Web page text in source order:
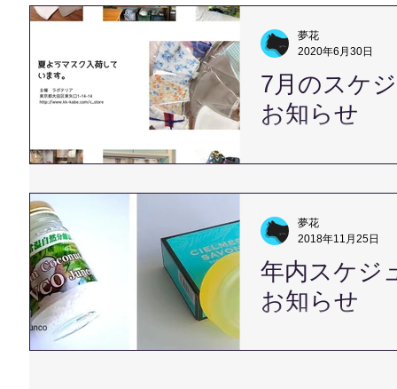
7月のスケ
お知らせ
今年は春がまるでなかっ
7月より対面鑑定のお申
月からお待ち頂きました
ので、...
夢花
2020年6月30日
年内スケジ
お知らせ
房なくして過ごせられな
夢花
2018年11月25日